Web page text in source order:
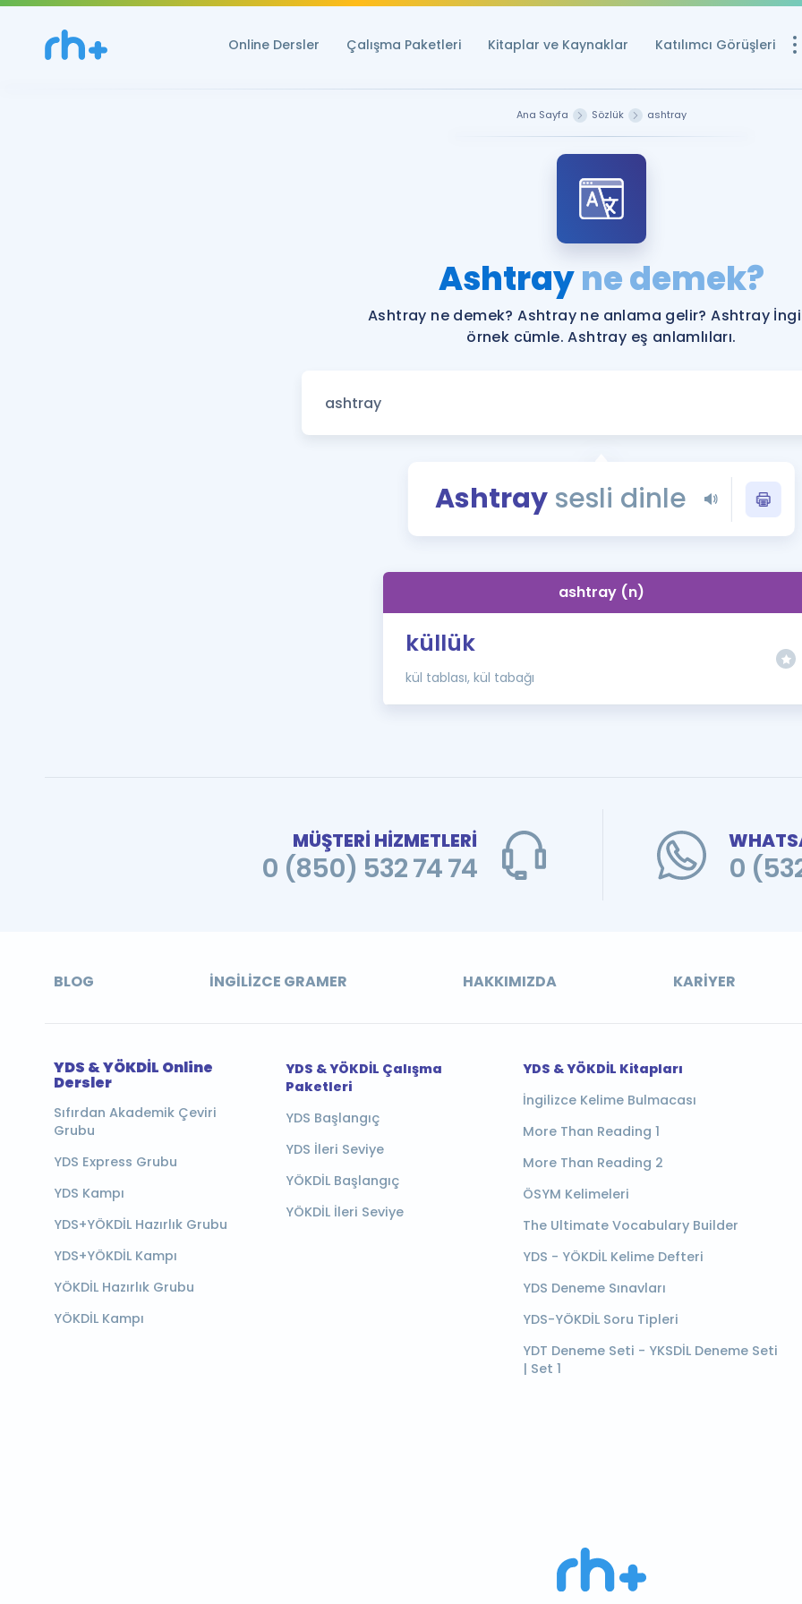
Online Dersler Çalışma Paketleri Kitaplar ve Kaynaklar Katılımcı Görüşleri
YDS ve YÖKDİL
Rehberlik Aracı
YDS ve YÖKDİL'e
Tüm ÖSYM
YDS - YÖKDİL
İngilizce Gramer
Ana Sayfa Sözlük ashtray
Ashtrayne demek?
Ashtray ne demek? Ashtray ne anlama gelir? Ashtray
örnek cümle. Ashtray eş anlamlıları.
Ashtraysesli dinle
ashtray (n)
küllük
kül tablası, kül tabağı
MÜŞTERİ HİZMETLERİ
0 (850) 532 74 74 0
BLOG İNGILIZCE GRAMER HAKKIMIZDA KARIYER
YDS & YÖKDİL Online
Dersler
Sıfırdan Akademik Çeviri
Grubu
YDS Express Grubu
YDS Kampı
YDS+YÖKDİL Hazırlık Grubu
YDS+YÖKDİL Kampı
YÖKDİL Hazırlık Grubu
YÖKDİL Kampı
YDS & YÖKDİL Çalışma
Paketleri
YDS Başlangıç
YDS İleri Seviye
YÖKDİL Başlangıç
YÖKDİL İleri Seviye
YDS & YÖKDİL Kitapları
İngilizce Kelime Bulmacası
More Than Reading 1
More Than Reading 2
ÖSYM Kelimeleri
The Ultimate Vocabulary Builder
YDS - YÖKDİL Kelime Defteri
YDS Deneme Sınavları
YDS-YÖKDİL Soru Tipleri
YDT Deneme Seti - YKSDİL Deneme Seti
| Set 1